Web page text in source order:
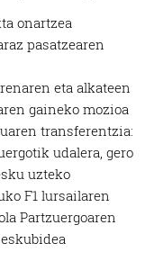
onartzea
pasatzearen
eta alkateen
gaineko mozioa
transferentzia:
udalera, gero
uzteko
F1 lursailaren
Partzuergoaren